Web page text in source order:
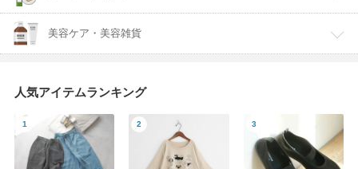
美容ケア・美容雑貨
人気アイテムランキング